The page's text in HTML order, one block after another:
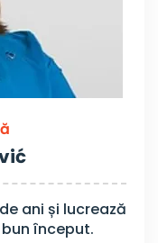
ani și lucrează
început.